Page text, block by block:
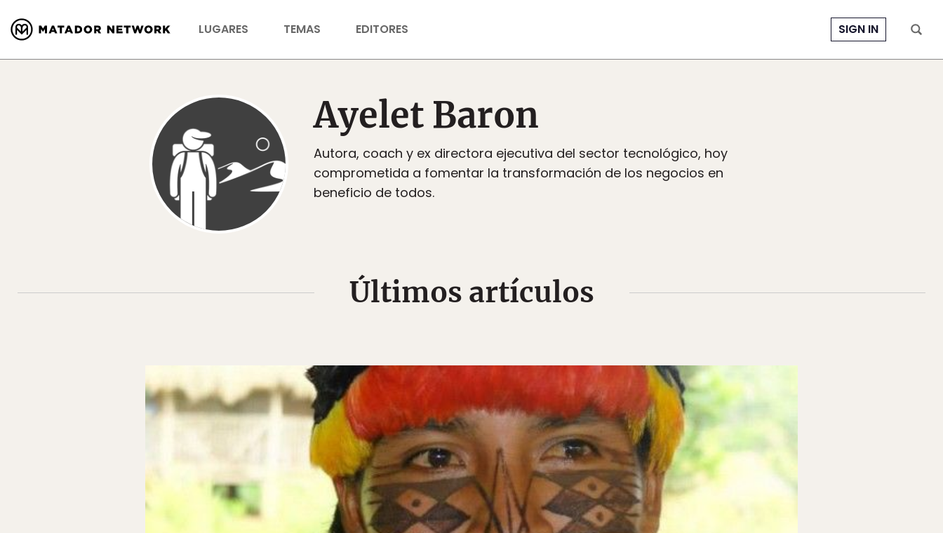
LUGARES TEMAS EDITORES SIGN IN
Ayelet Baron
Autora, coach y ex directora ejecutiva del sector tecnológico, hoy
comprometida a fomentar la transformación de los negocios en
beneficio de todos.
Últimos artículos